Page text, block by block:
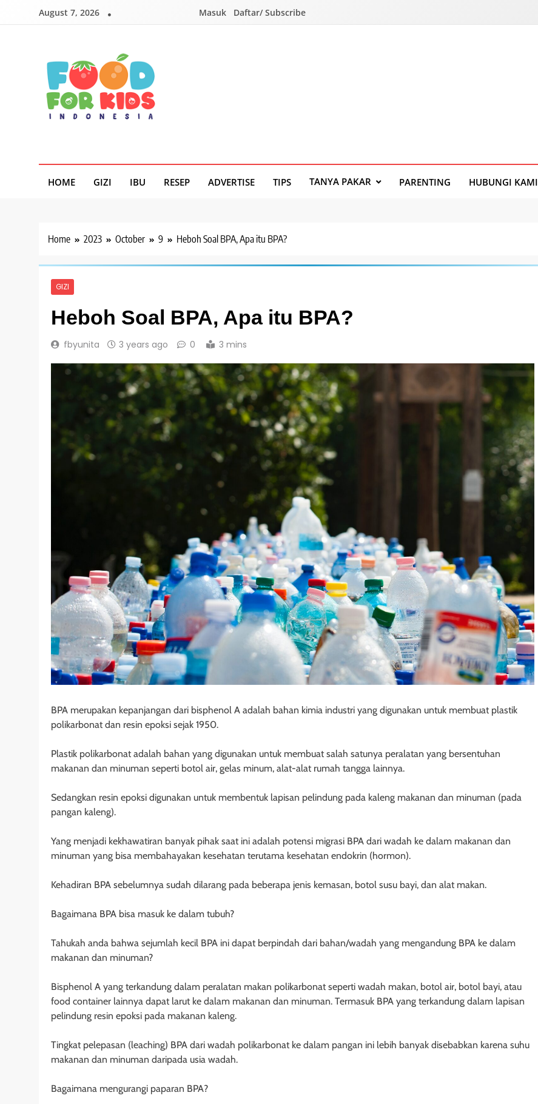
August 7, 2026 Masuk Daftar/ Subscribe
HOME GIZI IBU RESEP ADVERTISE TIPS TANYA PAKAR PARENTING HUBUNGI KAMI
Home 2023 October 9 Heboh Soal BPA, Apa itu BPA?
GIZI
Heboh Soal BPA, Apa itu BPA?
fbyunita 3 years ago 0 3 mins
BPA merupakan kepanjangan dari bisphenol A adalah bahan kimia industri yang digunakan untuk membuat plastik
polikarbonat dan resin epoksi sejak 1950.
Plastik polikarbonat adalah bahan yang digunakan untuk membuat salah satunya peralatan yang bersentuhan
makanan dan minuman seperti botol air, gelas minum, alat-alat rumah tangga lainnya.
Sedangkan resin epoksi digunakan untuk membentuk lapisan pelindung pada kaleng makanan dan minuman (pada
pangan kaleng).
Yang menjadi kekhawatiran banyak pihak saat ini adalah potensi migrasi BPA dari wadah ke dalam makanan dan
minuman yang bisa membahayakan kesehatan terutama kesehatan endokrin (hormon).
Kehadiran BPA sebelumnya sudah dilarang pada beberapa jenis kemasan, botol susu bayi, dan alat makan.
Bagaimana BPA bisa masuk ke dalam tubuh?
Tahukah anda bahwa sejumlah kecil BPA ini dapat berpindah dari bahan/wadah yang mengandung BPA ke dalam
makanan dan minuman?
Bisphenol A yang terkandung dalam peralatan makan polikarbonat seperti wadah makan, botol air, botol bayi, atau
food container lainnya dapat larut ke dalam makanan dan minuman. Termasuk BPA yang terkandung dalam lapisan
pelindung resin epoksi pada makanan kaleng.
Tingkat pelepasan (leaching) BPA dari wadah polikarbonat ke dalam pangan ini lebih banyak disebabkan karena suhu
makanan dan minuman daripada usia wadah.
Bagaimana mengurangi paparan BPA?